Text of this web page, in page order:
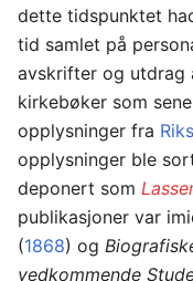
dette tidspunktet
tid samlet på
avskrifter og utdrag
kirkebøker som
opplysninger fra
opplysninger ble
deponert som
publikasjoner var
(1868) og
vedkommende